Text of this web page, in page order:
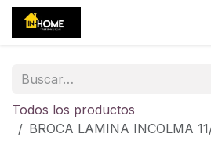
Ir al contenido
Todos los productos
BROCA LAMINA INCOLMA